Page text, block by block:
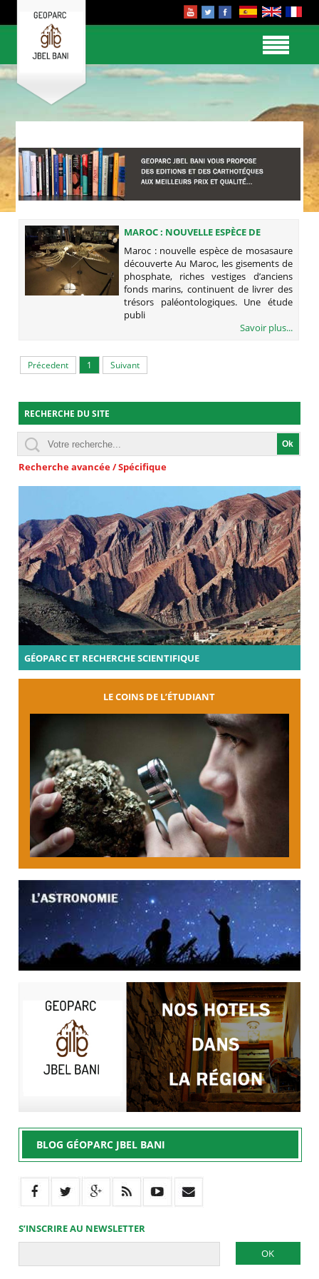
MAROC : NOUVELLE ESPÈCE DE
MOSASAURE DÉCOUVERTE
Maroc : nouvelle espèce de mosasaure
découverte Au Maroc, les gisements de
phosphate, riches vestiges d’anciens
fonds marins, continuent de livrer des
trésors paléontologiques. Une étude
publi
Savoir plus...
Précedent 1 Suivant
RECHERCHE DU SITE
Recherche avancée / Spécifique
GÉOPARC ET RECHERCHE SCIENTIFIQUE
LE COINS DE L’ÉTUDIANT
BLOG GÉOPARC JBEL BANI
S’INSCRIRE AU NEWSLETTER